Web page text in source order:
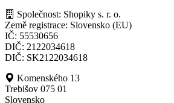
Společnost: Shopiky s. r. o.
Země registrace: Slovensko (EU)
IČ: 55530656
DIČ: 2122034618
DIČ: SK2122034618
Komenského 13
Trebišov 075 01
Slovensko